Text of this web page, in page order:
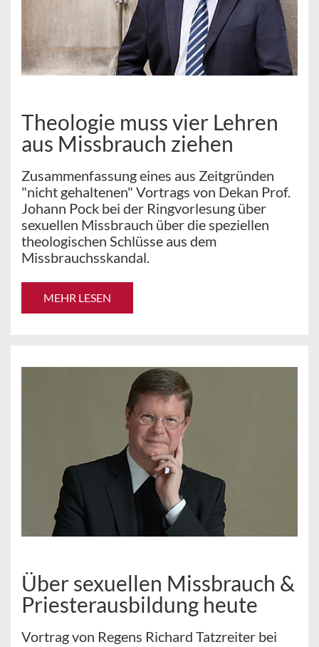
Theologie muss vier Lehren
aus Missbrauch ziehen
Zusammenfassung eines aus Zeitgründen
"nicht gehaltenen" Vortrags von Dekan Prof.
Johann Pock bei der Ringvorlesung über
sexuellen Missbrauch über die speziellen
theologischen Schlüsse aus dem
Missbrauchsskandal.
MEHR LESEN
Über sexuellen Missbrauch &
Priesterausbildung heute
Vortrag von Regens Richard Tatzreiter bei